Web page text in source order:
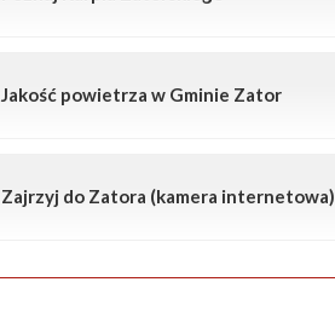
Jakość powietrza w Gminie Zator
Zajrzyj do Zatora (kamera internetowa)